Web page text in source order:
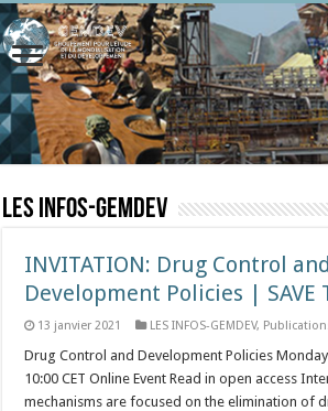
LES INFOS-GEMDEV
INVITATION: Drug Control and
Development Policies | SAVE
13 janvier 2021 LES INFOS-GEMDEV,
Drug Control and Development Policies Monday
10:00 CET Online Event Read in open access
mechanisms are focused on the elimination of